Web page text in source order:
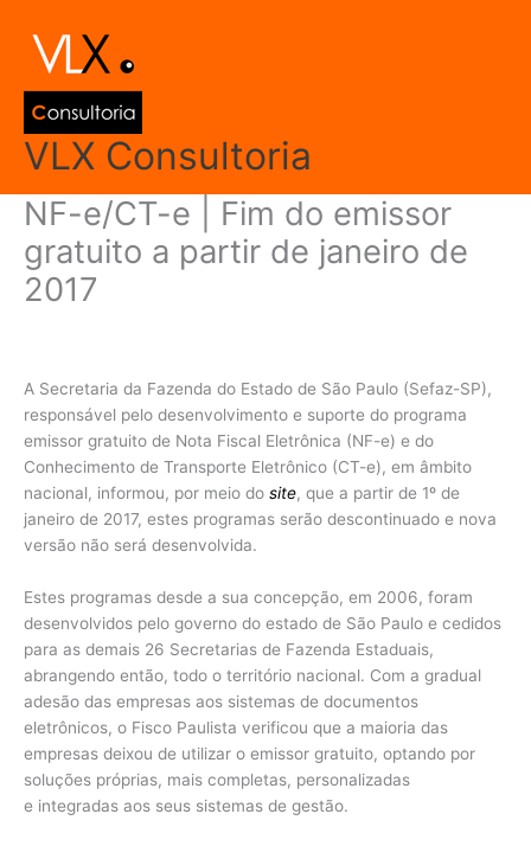
para
conteúdo
VLX Consultoria
NF-e/CT-e | Fim do emissor
gratuito a partir de janeiro de
2017
A Secretaria da Fazenda do Estado de São Paulo (Sefaz-SP),
responsável pelo desenvolvimento e suporte do programa
emissor gratuito de Nota Fiscal Eletrônica (NF-e) e do
Conhecimento de Transporte Eletrônico (CT-e), em âmbito
nacional, informou, por meio do site, que a partir de 1º de
janeiro de 2017, estes programas serão descontinuado e nova
versão não será desenvolvida.
Estes programas desde a sua concepção, em 2006, foram
desenvolvidos pelo governo do estado de São Paulo e cedidos
para as demais 26 Secretarias de Fazenda Estaduais,
abrangendo então, todo o território nacional. Com a gradual
adesão das empresas aos sistemas de documentos
eletrônicos, o Fisco Paulista verificou que a maioria das
empresas deixou de utilizar o emissor gratuito, optando por
soluções próprias, mais completas, personalizadas
e integradas aos seus sistemas de gestão.